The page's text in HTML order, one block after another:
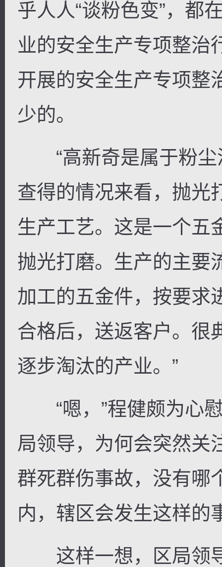
乎人人“谈粉色变”，都
业的安全生产专项整治
开展的安全生产专项整
少的。
“高新奇是属于粉尘
查得的情况来看，抛光
生产工艺。这是一个五
抛光打磨。生产的主要
加工的五金件，按要求
合格后，送返客户。很
逐步淘汰的产业。”
“嗯，”程健颇为心慰
局领导，为何会突然关
群死群伤事故，没有哪
内，辖区会发生这样的
这样一想，区局领